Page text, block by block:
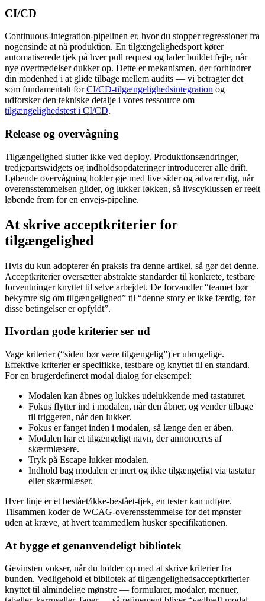
CI/CD
Continuous-integration-pipelinen er, hvor du stopper regressioner fra
nogensinde at nå produktion. En tilgængelighedsport kører
automatiserede tjek på hver pull request og lader buildet fejle, når
nye overtrædelser dukker op. Dette er mekanismen, der forhindrer
din modenhed i at glide tilbage mellem audits — vi betragter det
som fundamentalt forCI/CD-tilgængelighedsintegration og
udforsker den tekniske detalje i vores ressource om
tilgængelighedstest i CI/CD.
Release og overvågning
Tilgængelighed slutter ikke ved deploy. Produktionsændringer,
tredjepartswidgets og indholdsopdateringer introducerer alle drift.
Løbende overvågning holder øje med live sider og advarer dig, når
overensstemmelsen glider, og lukker løkken, så livscyklussen er reelt
løbende frem for en envejs-pipeline.
At skrive acceptkriterier for
tilgængelighed
Hvis du kun adopterer én praksis fra denne artikel, så gør det denne.
Acceptkriterier oversætter abstrakte standarder til konkrete, testbare
forventninger knyttet til selve arbejdet. De forvandler “teamet bør
bekymre sig om tilgængelighed” til “denne story er ikke færdig, før
disse betingelser er opfyldt”.
Hvordan gode kriterier ser ud
Vage kriterier (“siden bør være tilgængelig”) er ubrugelige.
Effektive kriterier er specifikke, testbare og knyttet til en standard.
For en brugerdefineret modal dialog for eksempel:
Modalen kan åbnes og lukkes udelukkende med tastaturet.
Fokus flytter ind i modalen, når den åbner, og vender tilbage
til triggeren, når den lukker.
Fokus er fanget inden i modalen, så længe den er åben.
Modalen har et tilgængeligt navn, der annonceres af
skærmlæsere.
Tryk på Escape lukker modalen.
Indhold bag modalen er inert og ikke tilgængeligt via tastatur
eller skærmlæser.
Hver linje er et bestået/ikke-bestået-tjek, en tester kan udføre.
Tilsammen koder de WCAG-overensstemmelse for det mønster
uden at kræve, at hvert teammedlem husker specifikationen.
At bygge et genanvendeligt bibliotek
Gevinsten vokser, når du holder op med at skrive kriterier fra
bunden. Vedligehold et bibliotek af tilgængelighedsacceptkriterier
knyttet til almindelige mønstre — formularer, modaler, menuer,